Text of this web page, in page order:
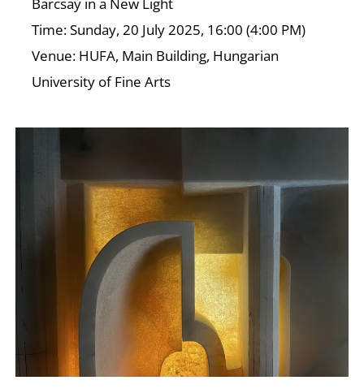
Barcsay in a New Light
Time: Sunday, 20 July 2025, 16:00 (4:00 PM)
Venue: HUFA, Main Building, Hungarian
University of Fine Arts